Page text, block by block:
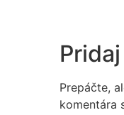
Prepáčte,
komentára